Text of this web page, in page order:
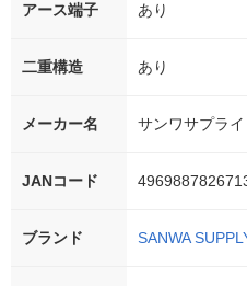
アース端子 あり
二重構造 あり
メーカー名 サンワサプライ
JANコード
ブランド SANWA